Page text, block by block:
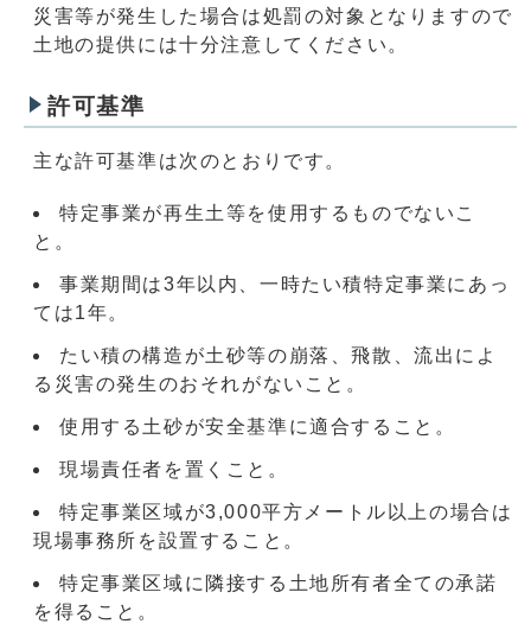
災害等が発生した場合は処罰の対象となりますので
土地の提供には十分注意してください。
許可基準
主な許可基準は次のとおりです。
特定事業が再生土等を使用するものでないこ
と。
事業期間は3年以内、一時たい積特定事業にあっ
ては1年。
たい積の構造が土砂等の崩落、飛散、流出によ
る災害の発生のおそれがないこと。
使用する土砂が安全基準に適合すること。
現場責任者を置くこと。
特定事業区域が3,000平方メートル以上の場合は
現場事務所を設置すること。
特定事業区域に隣接する土地所有者全ての承諾
を得ること。